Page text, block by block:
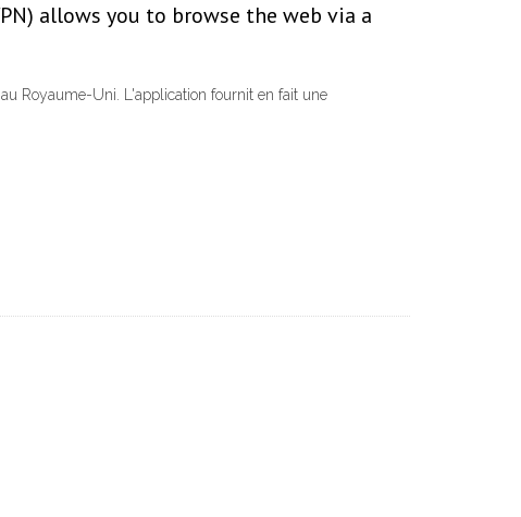
allows you to browse the web via a
Royaume-Uni. L'application fournit en fait une